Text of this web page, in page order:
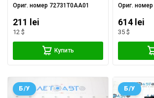
Ориг. номер 72731T0AA01
211 lei
12 $
Купить
Ориг. номер
614 lei
35 $
Б/У Б/У